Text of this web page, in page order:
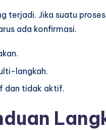
terjadi. Jika suatu
ada konfirmasi.
langkah.
dan tidak aktif.